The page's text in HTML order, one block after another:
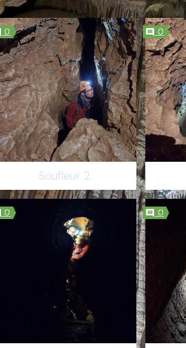
0
Soufleur 2
0
0 0